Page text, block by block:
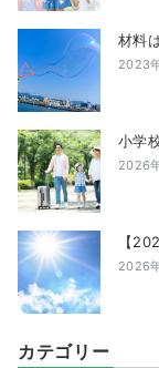
材料
2023
小学
2026
【
2026
カテゴリー